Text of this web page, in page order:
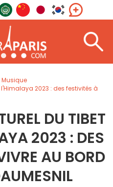
Musique
2023 : des festivités à
DU TIBET
2023 : DES
AU BORD